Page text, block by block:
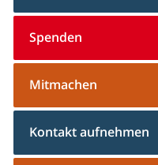
Spenden
Mitmachen
Kontakt aufnehmen